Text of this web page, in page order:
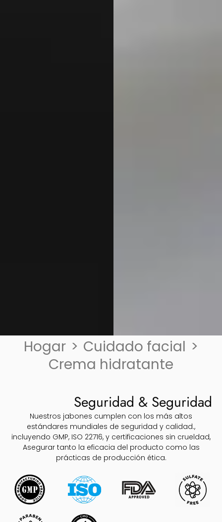
Hogar > Cuidado facial >
Crema hidratante
Seguridad & Seguridad
Nuestros jabones cumplen con los más altos
estándares mundiales de seguridad y calidad.,
incluyendo GMP, ISO 22716, y certificaciones sin crueldad,
Asegurar tanto la eficacia del producto como las
prácticas de producción ética.